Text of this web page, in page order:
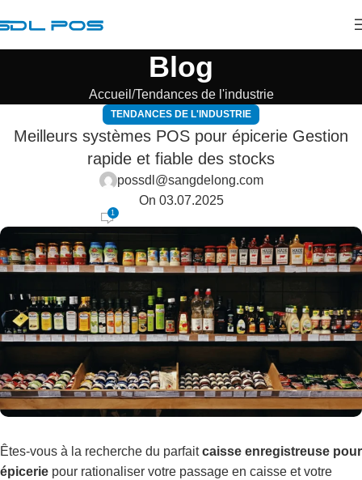
Blog
Accueil Tendances de l'industrie
TENDANCES DE L'INDUSTRIE
Meilleurs systèmes POS pour épicerie Gestion
rapide et fiable des stocks
possdl@sangdelong.com
On 03.07.2025
1
Êtes-vous à la recherche du parfaitcaisse enregistreuse pour
épicerie pour rationaliser votre passage en caisse et votre